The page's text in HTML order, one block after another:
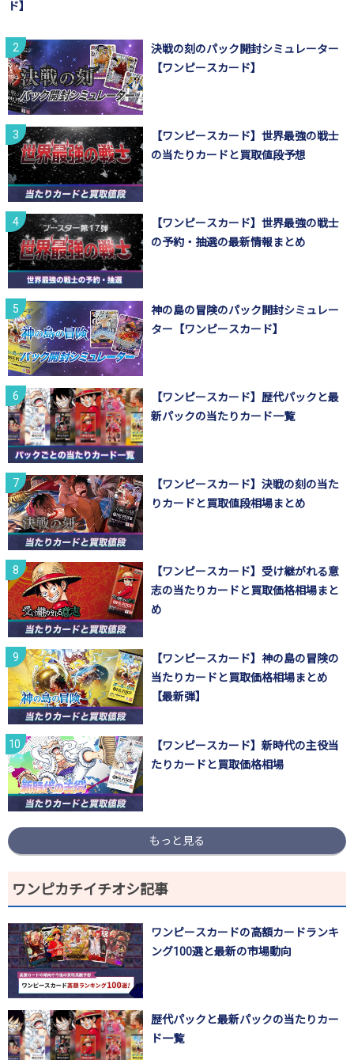
ド】
決戦の刻のパック開封シミュレーター
【ワンピースカード】
【ワンピースカード】世界最強の戦士
の当たりカードと買取値段予想
【ワンピースカード】世界最強の戦士
の予約・抽選の最新情報まとめ
神の島の冒険のパック開封シミュレー
ター【ワンピースカード】
【ワンピースカード】歴代パックと最
新パックの当たりカード一覧
【ワンピースカード】決戦の刻の当た
りカードと買取値段相場まとめ
【ワンピースカード】受け継がれる意
志の当たりカードと買取価格相場まと
め
【ワンピースカード】神の島の冒険の
当たりカードと買取価格相場まとめ
【最新弾】
【ワンピースカード】新時代の主役当
たりカードと買取価格相場
もっと見る
ワンピカチイチオシ記事
ワンピースカードの高額カードランキ
ング100選と最新の市場動向
歴代パックと最新パックの当たりカー
ド一覧